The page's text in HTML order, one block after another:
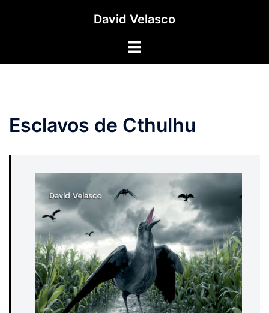
David Velasco
Alternar
Esclavos de Cthulhu